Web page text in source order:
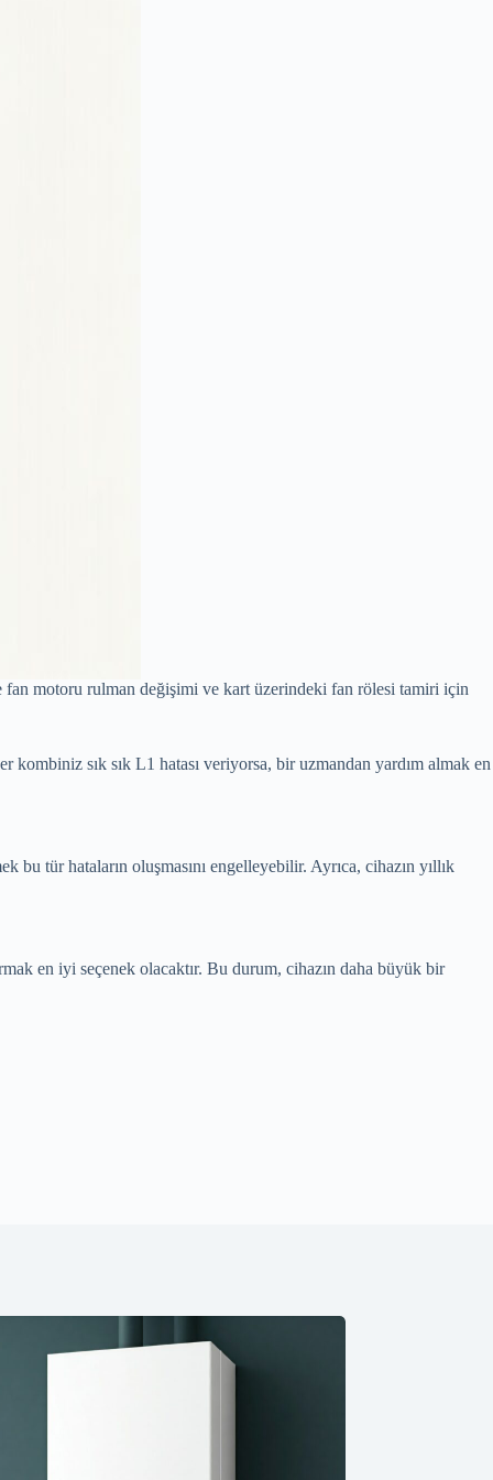
fan motoru rulman değişimi ve kart üzerindeki fan rölesi tamiri için
sık sık L1 hatası veriyorsa, bir uzmandan yardım almak en
tür hataların oluşmasını engelleyebilir. Ayrıca, cihazın yıllık
en iyi seçenek olacaktır. Bu durum, cihazın daha büyük bir